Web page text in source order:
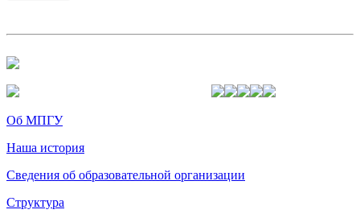
Об МПГУ
Наша история
Сведения об образовательной организации
Структура